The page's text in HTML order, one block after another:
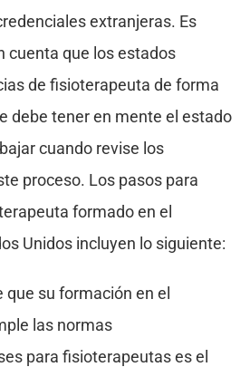
extranjeras. Es
cuenta que los estados
de fisioterapeuta de forma
debe tener en mente el estado
cuando revise los
proceso. Los pasos para
formado en el
Unidos incluyen lo siguiente:
que su formación en el
las normas
para fisioterapeutas es el